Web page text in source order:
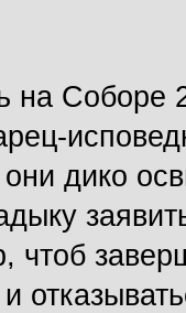
на Соборе
дико
чтоб
и